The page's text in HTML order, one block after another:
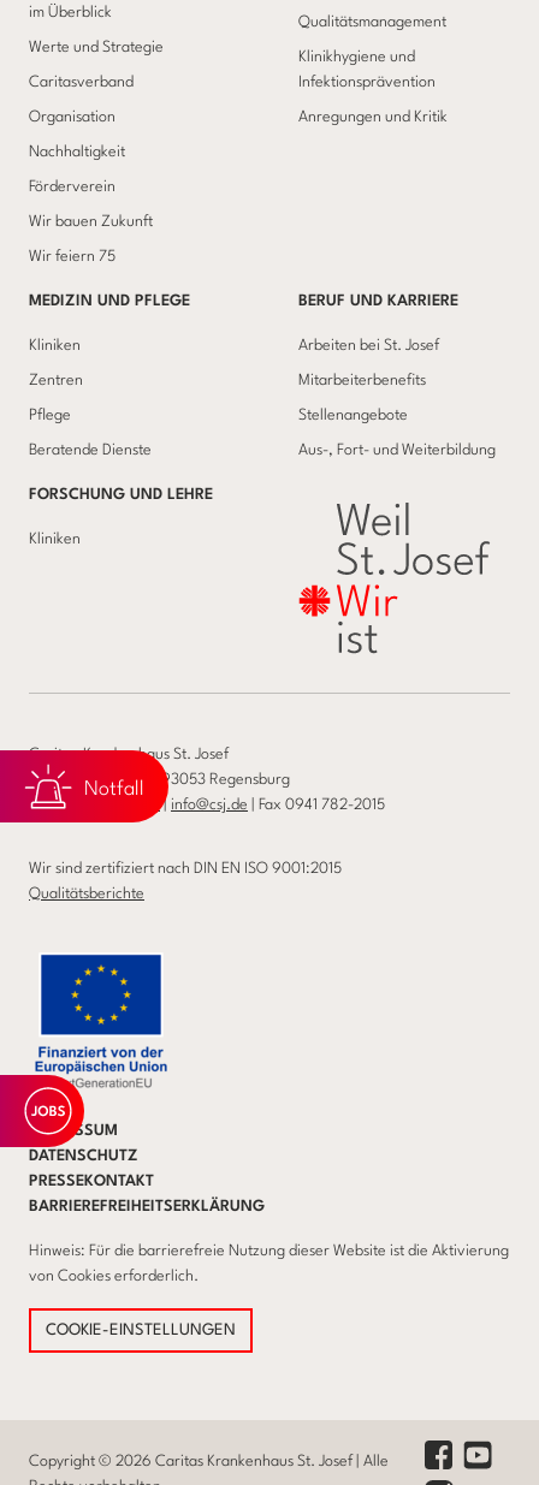
im Überblick
Werte und Strategie
Caritasverband
Organisation
Nachhaltigkeit
Förderverein
Wir bauen Zukunft
Wir feiern 75
Qualitätsmanagement
Klinikhygiene und
Infektionsprävention
Anregungen und Kritik
MEDIZIN UND PFLEGE
Kliniken
Zentren
Pflege
Beratende Dienste
BERUF UND KARRIERE
Arbeiten bei St. Josef
Mitarbeiterbenefits
Stellenangebote
Aus-, Fort- und Weiterbildung
FORSCHUNG UND LEHRE
Kliniken
Caritas-Krankenhaus St. Josef
Landshuter Str. 65, 93053 Regensburg
Telefon
| info@csj.de | Fax 0941 782-2015
Wir sind zertifiziert nach DIN EN ISO 9001:2015
Qualitätsberichte
IMPRESSUM
DATENSCHUTZ
PRESSEKONTAKT
BARRIEREFREIHEITSERKLÄRUNG
Hinweis: Für die barrierefreie Nutzung dieser Website ist die Aktivierung
von Cookies erforderlich.
COOKIE-EINSTELLUNGEN
Copyright © 2026 Caritas Krankenhaus St. Josef | Alle
Facebook Link
Youtube
Notfall